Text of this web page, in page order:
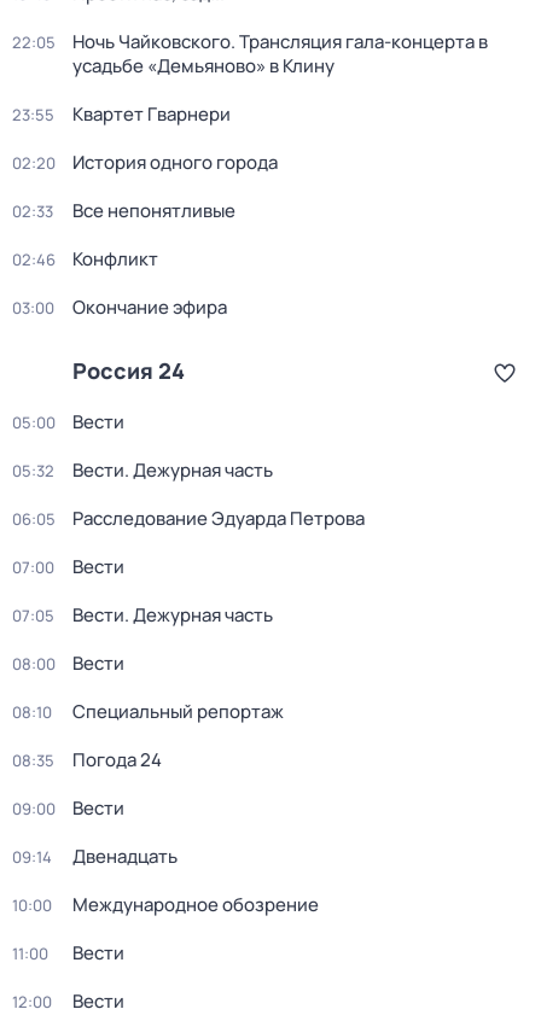
22:05
Ночь Чайковского. Трансляция гала-концерта в
усадьбе «Демьяново» в Клину
23:55 Квартет Гварнери
02:20 История одного города
02:33 Все непонятливые
02:46 Конфликт
03:00 Окончание эфира
Россия 24
05:00 Вести
05:32 Вести. Дежурная часть
06:05 Расследование Эдуарда Петрова
07:00 Вести
07:05 Вести. Дежурная часть
08:00 Вести
08:10 Специальный репортаж
08:35 Погода 24
09:00 Вести
09:14 Двенадцать
10:00 Международное обозрение
11:00 Вести
12:00 Вести